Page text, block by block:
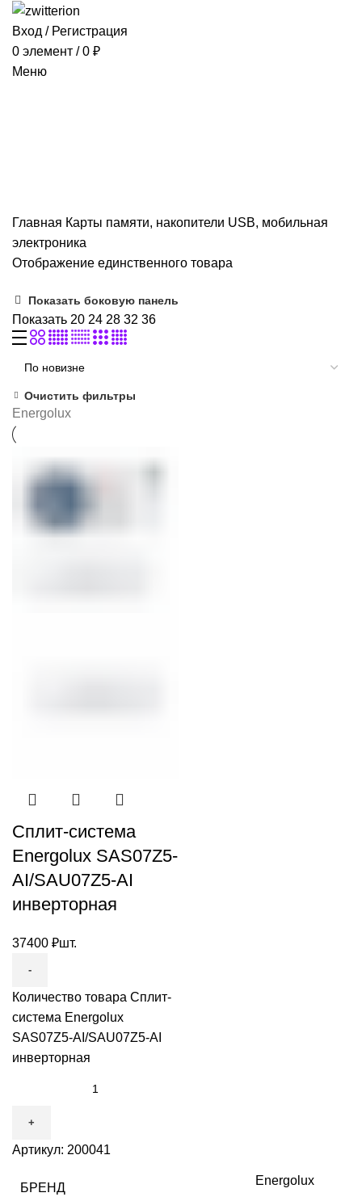
Вход / Регистрация
0 элемент / 0 ₽
Меню
Главная Карты памяти, накопители USB, мобильная
электроника
Отображение единственного товара
Показать боковую панель
Показать 20 24 28 32 36
Очистить фильтры
Energolux
Сплит-система
Energolux SAS07Z5-
AI/SAU07Z5-AI
инверторная
37400 ₽шт.
Количество товара Сплит-
система Energolux
SAS07Z5-AI/SAU07Z5-AI
инверторная
Артикул: 200041
БРЕНД
Energolux